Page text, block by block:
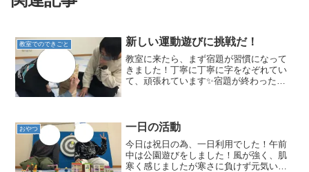
教室でのできごと 新しい運動遊びに挑戦だ！
教室に来たら、まず宿題が習慣になって
きました！丁寧に丁寧に字をなぞれてい
て、頑張れています✨宿題が終わった
容になったけど、自信をもって...
おやつ 一日の活動
今日は祝日の為、一日利用でした！午前
中は公園遊びをしました！風が強く、肌
寒く感じましたが寒さに負けず元気いっ